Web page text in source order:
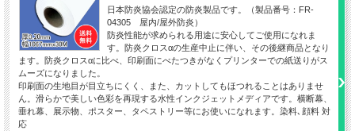
日本防炎協会認定の防炎製品です。（製品番号：FR-
04305 屋内/屋外防炎）
防炎性能が求められる用途に安心してご使用になれま
す。防炎クロスαの生産中止に伴い、その後継商品となり
ます。防炎クロスαに比べ、印刷面にべたつきがなくプリンターでの紙送りがス
ムーズになりました。
印刷面の生地目が目立ちにくく、また、カットしてもほつれることはありませ
ん。滑らかで美しい色彩を再現する水性インクジェットメディアです。横断幕、
垂れ幕、展示物、ポスター、タペストリー等にお使いになれます。染料､顔料 対
応